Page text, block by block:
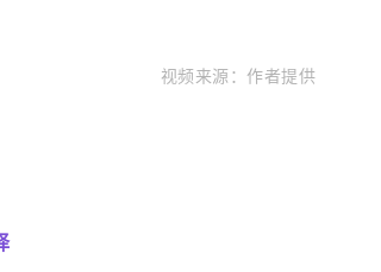
视频来源：作者提供